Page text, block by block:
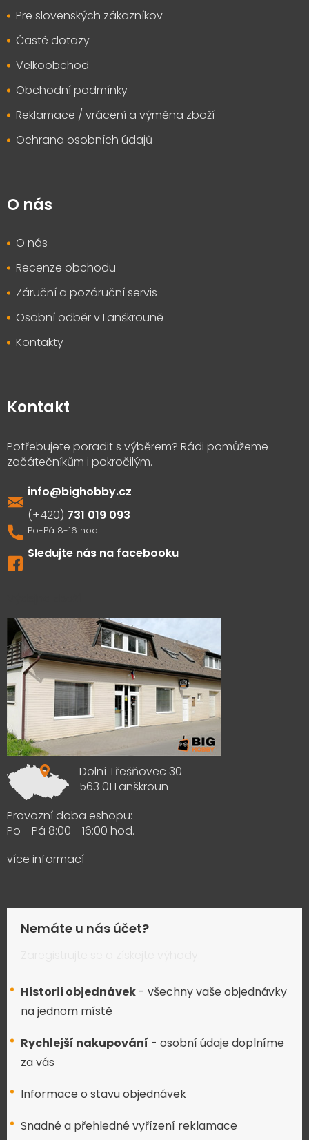
Pre slovenských zákazníkov
Časté dotazy
Velkoobchod
Obchodní podmínky
Reklamace / vrácení a výměna zboží
Ochrana osobních údajů
O nás
O nás
Recenze obchodu
Záruční a pozáruční servis
Osobní odběr v Lanškrouně
Kontakty
Kontakt
info@bighobby.cz
731 019 093
Sledujte nás na facebooku
Dolní Třešňovec 30
563 01 Lanškroun
Provozní doba eshopu:
Po - Pá 8:00 - 16:00 hod.
více informací
Nemáte u nás účet?
Historii objednávek - všechny vaše objednávky
na jednom místě
Rychlejší nakupování - osobní údaje doplníme
za vás
Informace o stavu objednávek
Snadné a přehledné vyřízení reklamace